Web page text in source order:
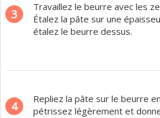
3
Travaillez le beurre avec les
Étalez la pâte sur une
étalez le beurre dessus.
4
Repliez la pâte sur le beurre
pétrissez légèrement et